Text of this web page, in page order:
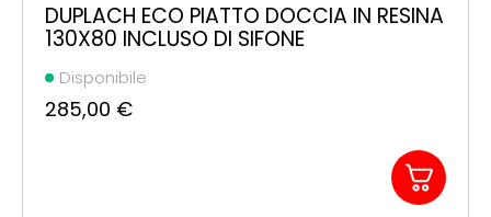
DUPLACH ECO PIATTO DOCCIA IN RESINA
130X80 INCLUSO DI SIFONE
Disponibile
285,00 €